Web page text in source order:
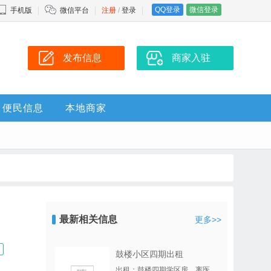
手机版 微信平台 注册 / 登录 QQ登录 微信登录
发布信息 商家入驻
便民信息 本地商家
最新相关信息 更多>>
鼓楼小区四期出租